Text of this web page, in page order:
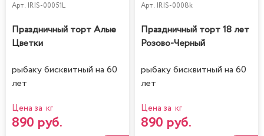
Арт. IRIS-00051L
Праздничный торт Алые
Цветки
рыбаку бисквитный на 60
лет
Цена за кг
890 руб.
Арт. IRIS-0008k
Праздничный торт 18 лет
Розово-Черный
рыбаку бисквитный на 60
лет
Цена за кг
890 руб.